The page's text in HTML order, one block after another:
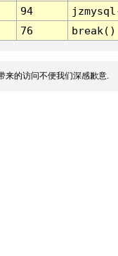
94
76 break()
来的访问不便我们深感歉意.